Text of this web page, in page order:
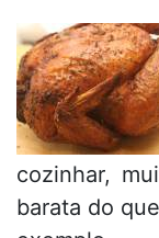
cozinhar,
barata do